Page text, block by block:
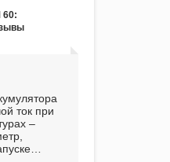
60:
ток при
–